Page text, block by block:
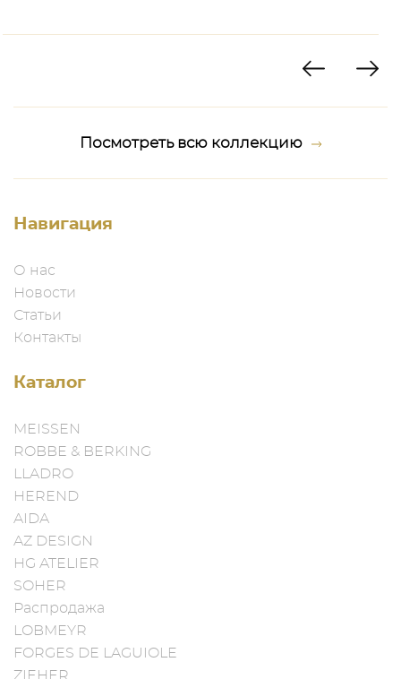
Посмотреть всю коллекцию
Навигация
О нас
Новости
Статьи
Контакты
Каталог
MEISSEN
ROBBE & BERKING
LLADRO
HEREND
AIDA
AZ DESIGN
HG ATELIER
SOHER
Распродажа
LOBMEYR
FORGES DE LAGUIOLE
ZIEHER